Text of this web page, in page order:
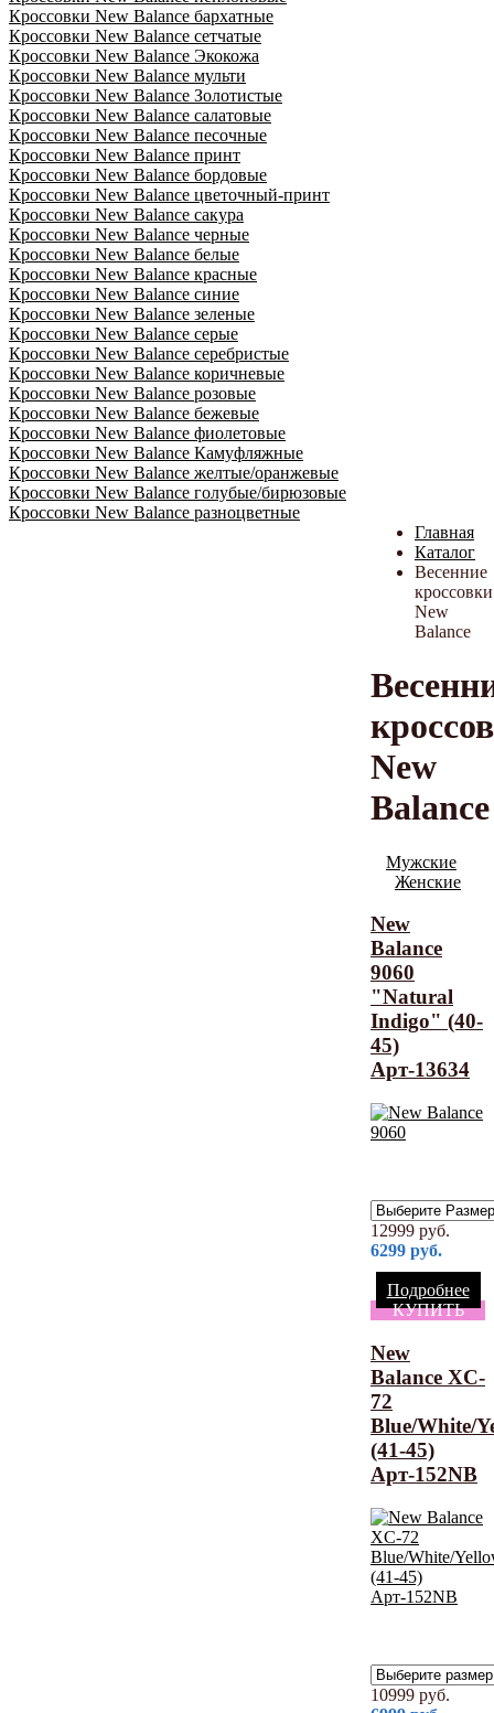
Кроссовки New Balance бархатные
Кроссовки New Balance сетчатые
Кроссовки New Balance Экокожа
Кроссовки New Balance мульти
Кроссовки New Balance Золотистые
Кроссовки New Balance салатовые
Кроссовки New Balance песочные
Кроссовки New Balance принт
Кроссовки New Balance бордовые
Кроссовки New Balance цветочный-принт
Кроссовки New Balance сакура
Кроссовки New Balance черные
Кроссовки New Balance белые
Кроссовки New Balance красные
Кроссовки New Balance синие
Кроссовки New Balance зеленые
Кроссовки New Balance серые
Кроссовки New Balance серебристые
Кроссовки New Balance коричневые
Кроссовки New Balance розовые
Кроссовки New Balance бежевые
Кроссовки New Balance фиолетовые
Кроссовки New Balance Камуфляжные
Кроссовки New Balance желтые/оранжевые
Кроссовки New Balance голубые/бирюзовые
Кроссовки New Balance разноцветные
Главная
Каталог
Весенние
кроссовки
New
Balance
New
Balance
Мужские
Женские
New
Balance
9060
"Natural
Indigo" (40-
45)
Арт-13634
12999 руб.
6299 руб.
Подробнее
КУПИТЬ
New
Balance XC-
72
Blue/White/
(41-45)
Арт-152NB
10999 руб.